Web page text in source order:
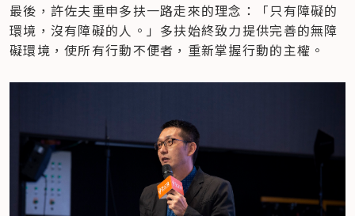
最後，許佐夫重申多扶一路走來的理念：「只有障礙的
環境，沒有障礙的人。」多扶始終致力提供完善的無障
礙環境，使所有行動不便者，重新掌握行動的主權。